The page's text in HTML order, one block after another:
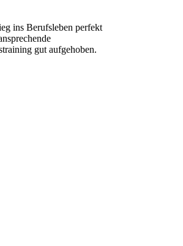
ins Berufsleben perfekt
gut aufgehoben.